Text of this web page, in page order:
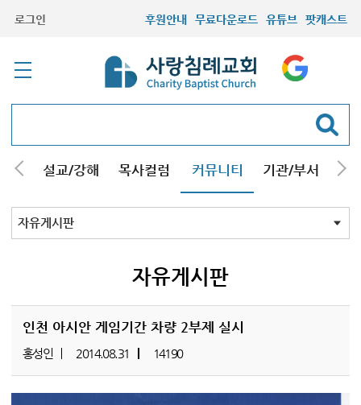
로그인 후원안내 무료다운로드 유튜브 팟캐스트
내 설교/강해 목사컬럼 커뮤니티 기관/부서 선
최근등록자료
자유게시판
자유게시판
인천 아시안 게임기간 차량 2부제 실시
홍성인 2014.08.31 14190